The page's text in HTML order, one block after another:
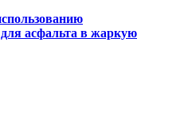
асфальта в жаркую